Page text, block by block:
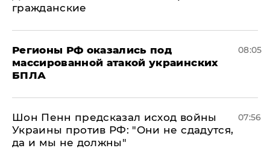
гражданские
Регионы РФ оказались под
массированной атакой украинских
БПЛА
08:05
Шон Пенн предсказал исход войны
Украины против РФ: "Они не сдадутся,
да и мы не должны"
07:56